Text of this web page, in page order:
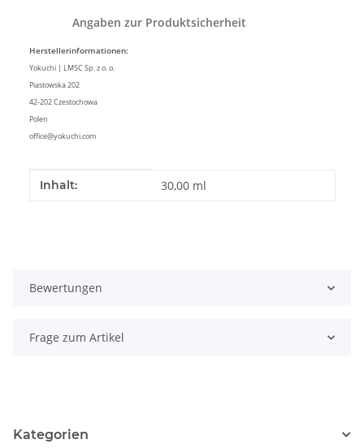
Angaben zur Produktsicherheit
Herstellerinformationen:
Yokuchi | LMSC Sp. z o. o.
Piastowska 202
42-202 Czestochowa
Polen
office@yokuchi.com
Produkteigenschaft
Wert
Inhalt: 30,00 ml
Bewertungen
Frage zum Artikel
Kategorien